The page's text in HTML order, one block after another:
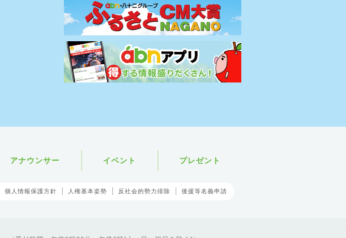
アナウンサー イベント プレゼント
個人情報保護方針 人権基本姿勢 反社会的勢力排除 後援等名義申請